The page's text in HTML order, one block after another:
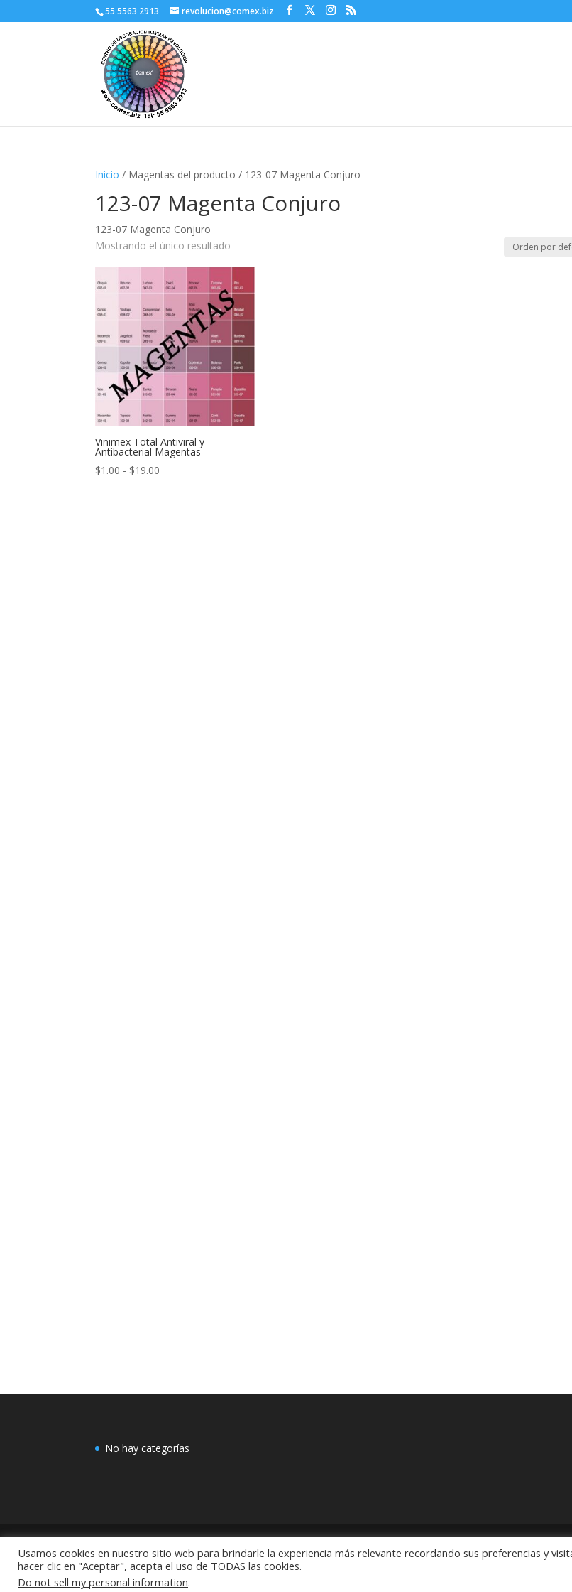
55 5563 2913 revolucion@comex.biz
Inicio / Magentas del producto / 123-07 Magenta Conjuro
123-07 Magenta Conjuro
123-07 Magenta Conjuro
Mostrando el único resultado
Vinimex Total Antiviral y
Antibacterial Magentas
$1.00 - $19.00
No hay categorías
COMEX: "Centro de Decoración Dayman Revolución" Pedidos: 55 5563 2913 y 55 5563 1186 Rubens
México
Usamos cookies en nuestro sitio web para brindarle la experiencia más relevante recordando sus preferencias y
hacer clic en "Aceptar", acepta el uso de TODAS las cookies.
Do not sell my personal information.